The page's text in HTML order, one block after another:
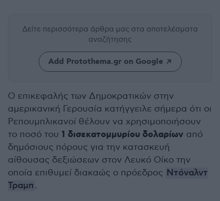
Δείτε περισσότερα άρθρα μας στα αποτελέσματα
αναζήτησης
Add Protothema.gr on Google
Ο επικεφαλής των Δημοκρατικών στην
αμερικανική Γερουσία κατήγγειλε σήμερα ότι οι
Ρεπουμπλικανοί θέλουν να χρησιμοποιήσουν
το ποσό του 1 δισεκατομμυρίου δολαρίων από
δημόσιους πόρους για την κατασκευή
αίθουσας δεξιώσεων στον Λευκό Οίκο την
οποία επιθυμεί διακαώς ο πρόεδρος Ντόναλντ
Τραμπ .